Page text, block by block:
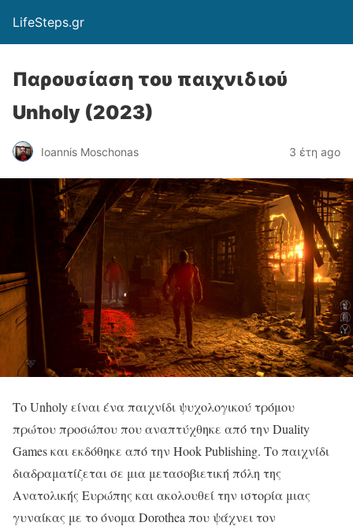
LifeSteps.gr
Παρουσίαση του παιχνιδιού
Unholy (2023)
Ioannis Moschonas 3 έτη ago
Το Unholy είναι ένα παιχνίδι ψυχολογικού τρόμου
πρώτου προσώπου που αναπτύχθηκε από την Duality
Games και εκδόθηκε από την Hook Publishing. Το παιχνίδι
διαδραματίζεται σε μια μετασοβιετική πόλη της
Ανατολικής Ευρώπης και ακολουθεί την ιστορία μιας
γυναίκας με το όνομα Dorothea που ψάχνει τον